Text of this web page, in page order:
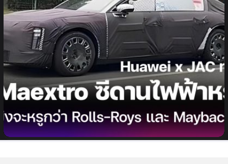
Huawei & JAC จับมือทำซีดานไฟฟ้าหรูคันแรก
ชื่อแบรนด์ Maextro ตั้งขิงหรูกว่า Rolls-
Royce!